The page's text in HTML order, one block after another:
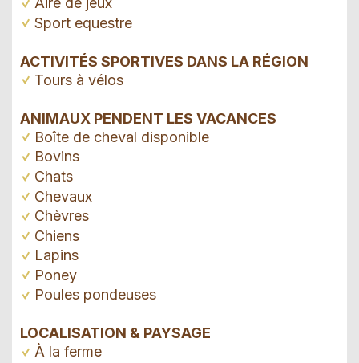
Sport equestre
ACTIVITÉS SPORTIVES DANS LA RÉGION
Tours à vélos
ANIMAUX PENDENT LES VACANCES
Boîte de cheval disponible
Bovins
Chats
Chevaux
Chèvres
Chiens
Lapins
Poney
Poules pondeuses
LOCALISATION & PAYSAGE
À la ferme